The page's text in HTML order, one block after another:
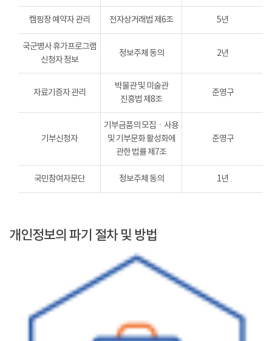
캠핑장 예약자 관리 전자상거래법 제6조 5년
국군병사 휴가프로그램
신청자 정보
정보주체 동의 2년
자료기증자 관리
박물관 및 미술관
진흥법 제8조
준영구
기부신청자
기부금품의 모집ㆍ사용
및 기부문화 활성화에
관한 법률 제7조
준영구
국민참여자문단 정보주체 동의 1년
개인정보의 파기 절차 및 방법